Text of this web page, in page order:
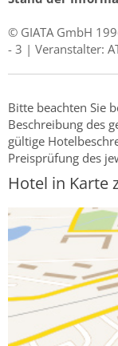
© GIATA GmbH
- 3 | Veranstalter:
Bitte beachten Sie
Beschreibung des
gültige
Preisprüfung des
Hotel in Karte